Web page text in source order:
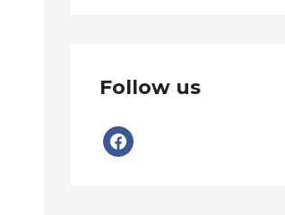
Follow us